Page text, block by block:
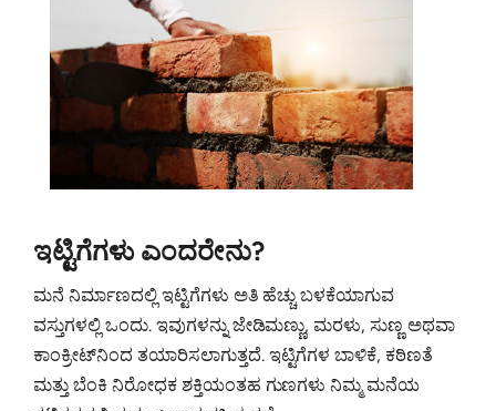
ಇಟ್ಟಿಗೆಗಳು ಎಂದರೇನು?
ಮನೆ ನಿರ್ಮಾಣದಲ್ಲಿ ಇಟ್ಟಿಗೆಗಳು ಅತಿ ಹೆಚ್ಚು ಬಳಕೆಯಾಗುವ
ವಸ್ತುಗಳಲ್ಲಿ ಒಂದು. ಇವುಗಳನ್ನು ಜೇಡಿಮಣ್ಣು, ಮರಳು, ಸುಣ್ಣ ಅಥವಾ
ಕಾಂಕ್ರೀಟ್‌ನಿಂದ ತಯಾರಿಸಲಾಗುತ್ತದೆ. ಇಟ್ಟಿಗೆಗಳ ಬಾಳಿಕೆ, ಕಠಿಣತೆ
ಮತ್ತು ಬೆಂಕಿ ನಿರೋಧಕ ಶಕ್ತಿಯಂತಹ ಗುಣಗಳು ನಿಮ್ಮ ಮನೆಯ